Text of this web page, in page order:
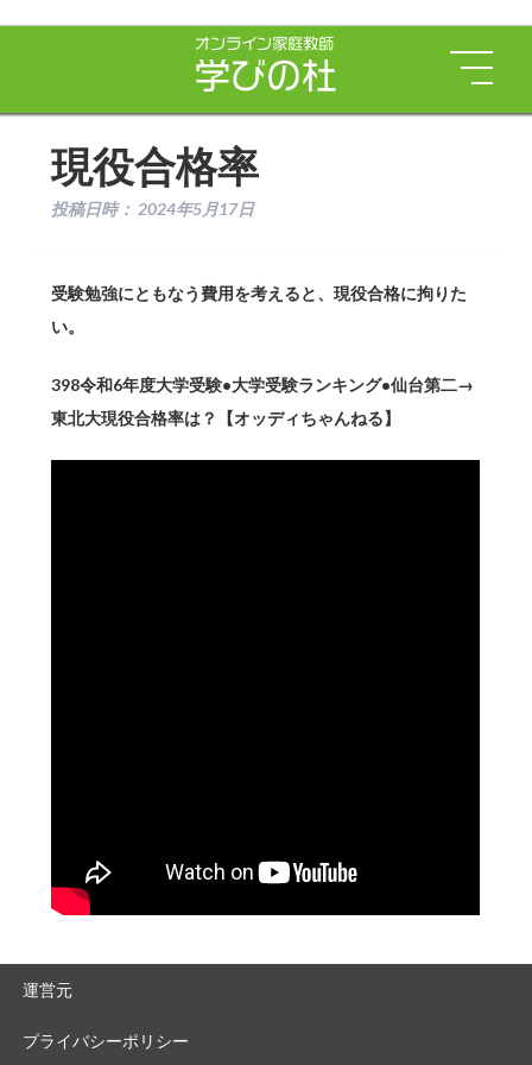
現役合格率
投稿日時： 2024年5月17日
受験勉強にともなう費用を考えると、現役合格に拘りた
い。
398令和6年度大学受験•大学受験ランキング•仙台第二→
東北大現役合格率は？【オッディちゃんねる】
運営元
プライバシーポリシー